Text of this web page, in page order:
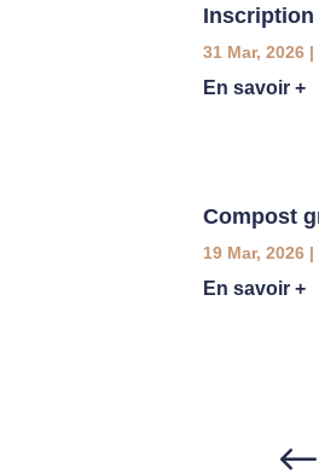
31 Mar, 2026 |
En savoir +
Compost
19 Mar, 2026 |
En savoir +
#